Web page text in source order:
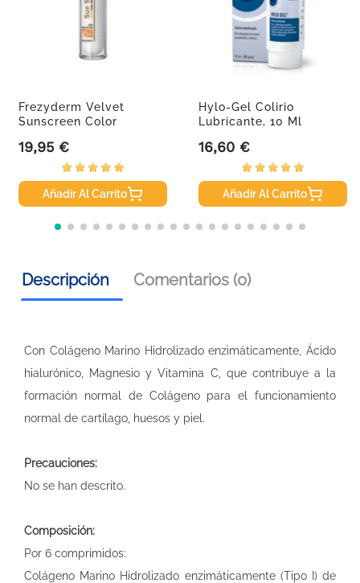
Frezyderm Velvet
Sunscreen Color
Precio
19,95 €
Añadir Al Carrito
Hylo-Gel Colirio
Lubricante, 10 Ml
Precio
16,60 €
Añadir Al Carrito
Descripción Comentarios (0)
Con Colágeno Marino Hidrolizado enzimáticamente, Ácido
hialurónico, Magnesio y Vitamina C, que contribuye a la
formación normal de Colágeno para el funcionamiento
normal de cartílago, huesos y piel.
Precauciones:
No se han descrito.
Composición:
Por 6 comprimidos:
Colágeno Marino Hidrolizado enzimáticamente (Tipo I) de